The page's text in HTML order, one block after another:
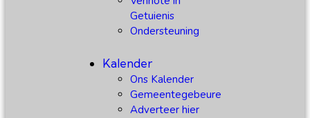
Getuienis
Ondersteuning
Kalender
Ons Kalender
Gemeentegebeure
Adverteer hier